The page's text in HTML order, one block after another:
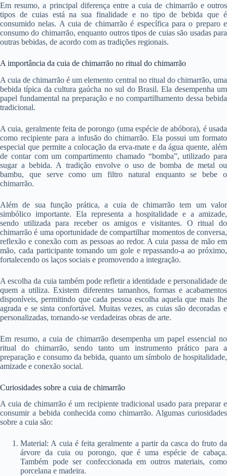
Em resumo, a principal diferença entre a cuia de chimarrão e outros
tipos de cuias está na sua finalidade e no tipo de bebida que é
consumido nelas. A cuia de chimarrão é específica para o preparo e
consumo do chimarrão, enquanto outros tipos de cuias são usadas para
outras bebidas, de acordo com as tradições regionais.
A importância da cuia de chimarrão no ritual do chimarrão
A cuia de chimarrão é um elemento central no ritual do chimarrão, uma
bebida típica da cultura gaúcha no sul do Brasil. Ela desempenha um
papel fundamental na preparação e no compartilhamento dessa bebida
tradicional.
A cuia, geralmente feita de porongo (uma espécie de abóbora), é usada
como recipiente para a infusão do chimarrão. Ela possui um formato
especial que permite a colocação da erva-mate e da água quente, além
de contar com um compartimento chamado “bomba”, utilizado para
sugar a bebida. A tradição envolve o uso de bomba de metal ou
bambu, que serve como um filtro natural enquanto se bebe o
chimarrão.
Além de sua função prática, a cuia de chimarrão tem um valor
simbólico importante. Ela representa a hospitalidade e a amizade,
sendo utilizada para receber os amigos e visitantes. O ritual do
chimarrão é uma oportunidade de compartilhar momentos de conversa,
reflexão e conexão com as pessoas ao redor. A cuia passa de mão em
mão, cada participante tomando um gole e repassando-a ao próximo,
fortalecendo os laços sociais e promovendo a integração.
A escolha da cuia também pode refletir a identidade e personalidade de
quem a utiliza. Existem diferentes tamanhos, formas e acabamentos
disponíveis, permitindo que cada pessoa escolha aquela que mais lhe
agrada e se sinta confortável. Muitas vezes, as cuias são decoradas e
personalizadas, tornando-se verdadeiras obras de arte.
Em resumo, a cuia de chimarrão desempenha um papel essencial no
ritual do chimarrão, sendo tanto um instrumento prático para a
preparação e consumo da bebida, quanto um símbolo de hospitalidade,
amizade e conexão social.
Curiosidades sobre a cuia de chimarrão
A cuia de chimarrão é um recipiente tradicional usado para preparar e
consumir a bebida conhecida como chimarrão. Algumas curiosidades
sobre a cuia são:
Material: A cuia é feita geralmente a partir da casca do fruto da
árvore da cuia ou porongo, que é uma espécie de cabaça.
Também pode ser confeccionada em outros materiais, como
porcelana e madeira.